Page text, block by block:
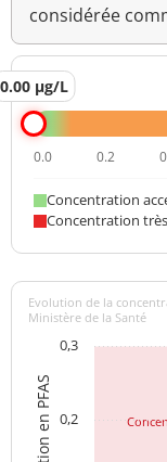
considérée
0.00 µg/L
0.0 0.2
Concentration
Concentration
Evolution de la
Ministère de la Santé
0,2
0,3